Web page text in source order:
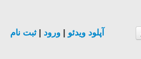
آپلود ویدئو ورود |ثبت نام